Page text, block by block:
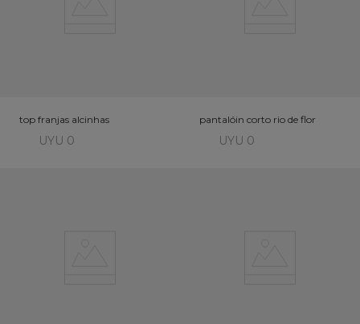
top franjas alcinhas
UYU 0
pantalóin corto rio de flor
UYU 0